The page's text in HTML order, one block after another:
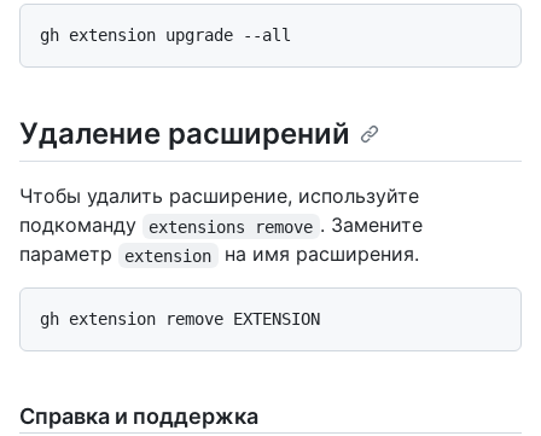
Удаление расширений
Чтобы удалить расширение, используйте
подкоманду
extensions remove . Замените
параметр
extension на имя расширения.
Справка и поддержка